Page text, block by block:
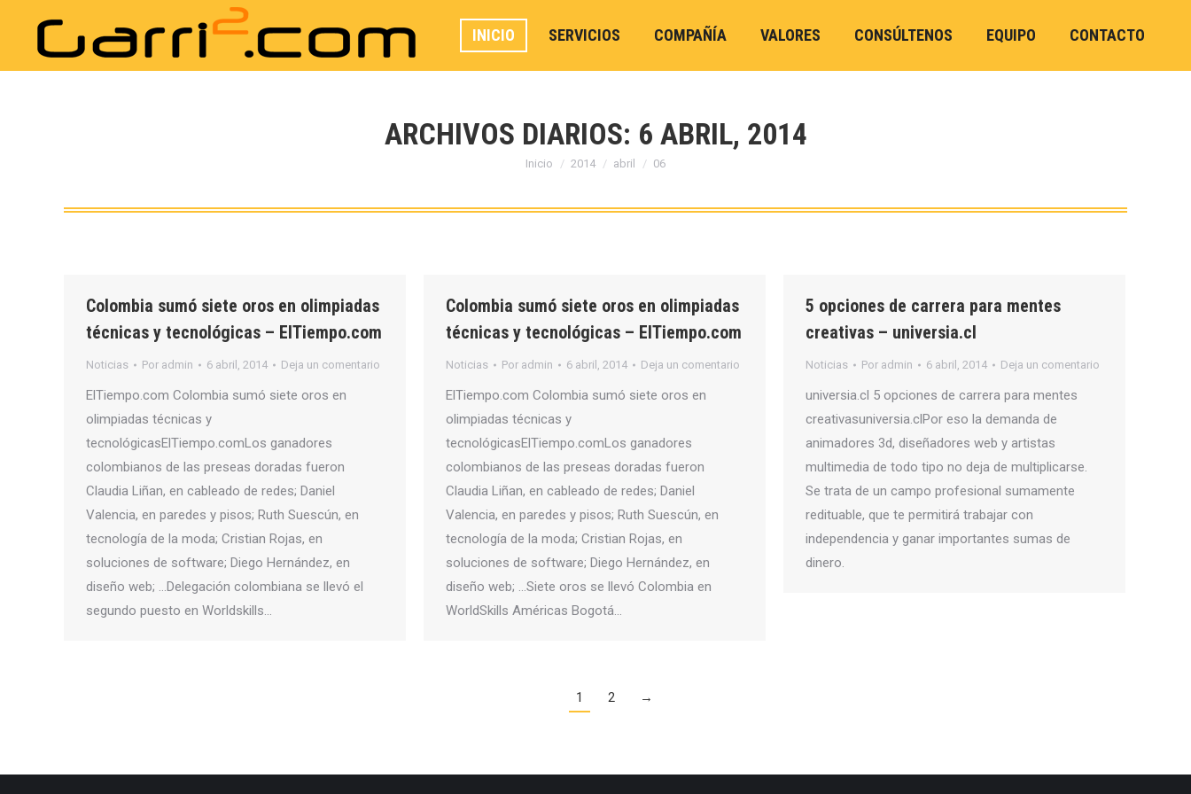
INICIO SERVICIOS COMPAÑÍA VALORES CONSÚLTENOS EQUIPO CONTACTO
ARCHIVOS DIARIOS: 6 ABRIL, 2014
Estás aquí:
Inicio 2014 abril 06
Colombia sumó siete oros en olimpiadas
técnicas y tecnológicas – ElTiempo.com
Noticias Por admin 6 abril, 2014 Deja un comentario
ElTiempo.com Colombia sumó siete oros en
olimpiadas técnicas y
tecnológicasElTiempo.comLos ganadores
colombianos de las preseas doradas fueron
Claudia Liñan, en cableado de redes; Daniel
Valencia, en paredes y pisos; Ruth Suescún, en
tecnología de la moda; Cristian Rojas, en
soluciones de software; Diego Hernández, en
diseño web; …Delegación colombiana se llevó el
segundo puesto en Worldskills…
Colombia sumó siete oros en olimpiadas
técnicas y tecnológicas – ElTiempo.com
Noticias Por admin 6 abril, 2014 Deja un comentario
ElTiempo.com Colombia sumó siete oros en
olimpiadas técnicas y
tecnológicasElTiempo.comLos ganadores
colombianos de las preseas doradas fueron
Claudia Liñan, en cableado de redes; Daniel
Valencia, en paredes y pisos; Ruth Suescún, en
tecnología de la moda; Cristian Rojas, en
soluciones de software; Diego Hernández, en
diseño web; …Siete oros se llevó Colombia en
WorldSkills Américas Bogotá…
5 opciones de carrera para mentes
creativas – universia.cl
Noticias Por admin 6 abril, 2014 Deja un comentario
universia.cl 5 opciones de carrera para mentes
creativasuniversia.clPor eso la demanda de
animadores 3d, diseñadores web y artistas
multimedia de todo tipo no deja de multiplicarse.
Se trata de un campo profesional sumamente
redituable, que te permitirá trabajar con
independencia y ganar importantes sumas de
dinero.
1 2 →